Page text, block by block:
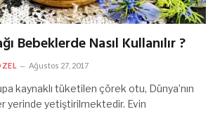
Bebeklerde Nasıl Kullanılır ?
Ağustos 27, 2017
kaynaklı tüketilen çörek otu, Dünya’nın
yerinde yetiştirilmektedir. Evin